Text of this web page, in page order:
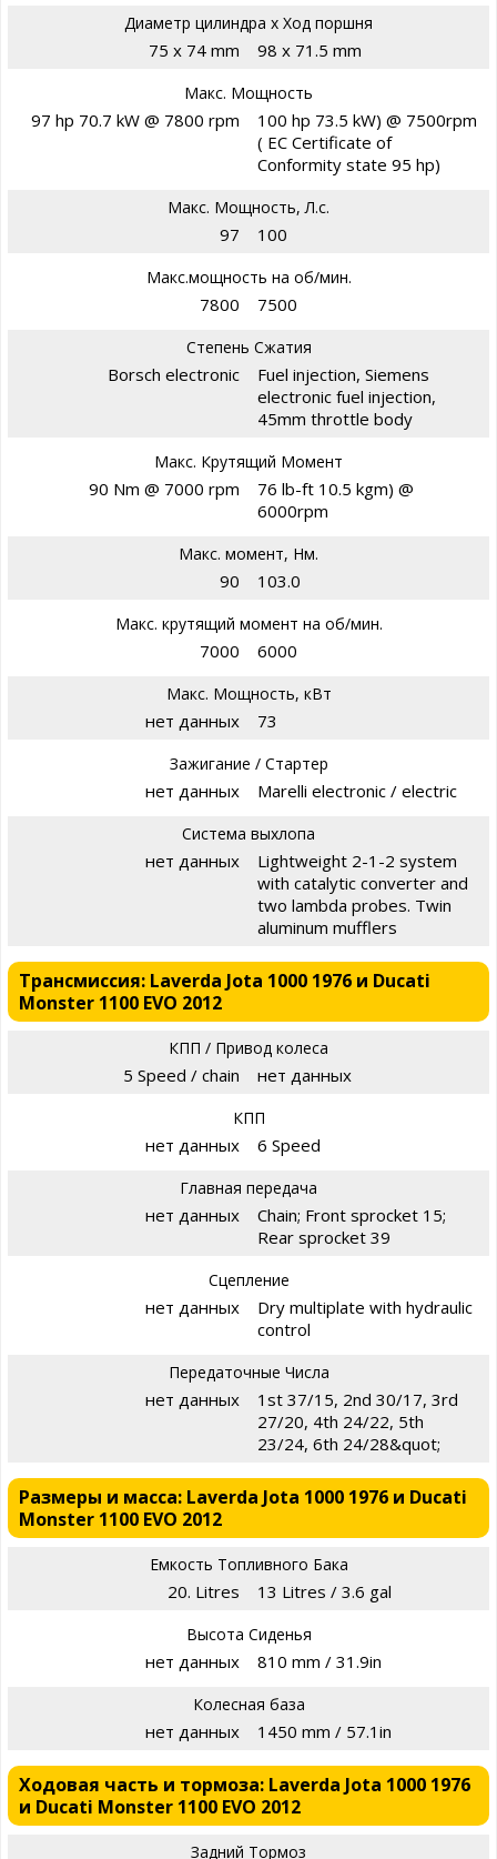
Диаметр цилиндра х Ход поршня
75 x 74 mm 98 x 71.5 mm
Макс. Мощность
97 hp 70.7 kW @ 7800 rpm
100 hp 73.5 kW) @ 7500rpm
( EC Certificate of
Conformity state 95 hp)
Макс. Мощность, Л.с.
97 100
Макс.мощность на об/мин.
7800 7500
Степень Сжатия
Borsch electronic
Fuel injection, Siemens
electronic fuel injection,
45mm throttle body
Макс. Крутящий Момент
90 Nm @ 7000 rpm
76 lb-ft 10.5 kgm) @
6000rpm
Макс. момент, Нм.
90 103.0
Макс. крутящий момент на об/мин.
7000 6000
Макс. Мощность, кВт
нет данных 73
Зажигание / Стартер
нет данных Marelli electronic / electric
Система выхлопа
нет данных
Lightweight 2-1-2 system
with catalytic converter and
two lambda probes. Twin
aluminum mufflers
Трансмиссия: Laverda Jota 1000 1976 и Ducati
Monster 1100 EVO 2012
КПП / Привод колеса
5 Speed / chain нет данных
КПП
нет данных 6 Speed
Главная передача
нет данных
Chain; Front sprocket 15;
Rear sprocket 39
Сцепление
нет данных
Dry multiplate with hydraulic
control
Передаточные Числа
нет данных
1st 37/15, 2nd 30/17, 3rd
27/20, 4th 24/22, 5th
23/24, 6th 24/28&quot;
Размеры и масса: Laverda Jota 1000 1976 и Ducati
Monster 1100 EVO 2012
Емкость Топливного Бака
20. Litres 13 Litres / 3.6 gal
Высота Сиденья
нет данных 810 mm / 31.9in
Колесная база
нет данных 1450 mm / 57.1in
Ходовая часть и тормоза: Laverda Jota 1000 1976
и Ducati Monster 1100 EVO 2012
Задний Тормоз